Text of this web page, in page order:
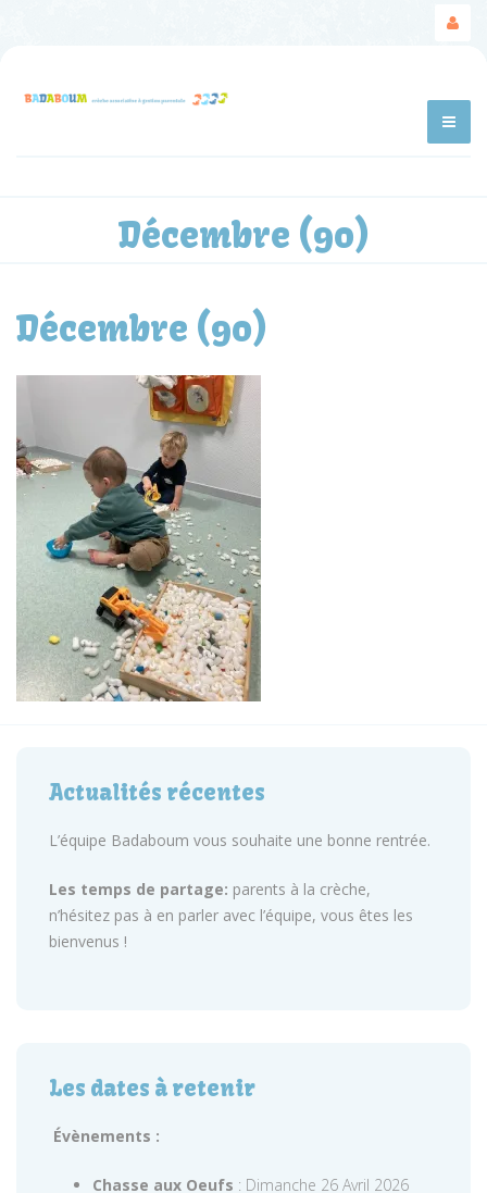
Décembre (90)
Décembre (90)
Actualités récentes
L’équipe Badaboum vous souhaite une bonne rentrée.
Les temps de partage: parents à la crèche,
n’hésitez pas à en parler avec l’équipe, vous êtes les
bienvenus !
Les dates à retenir
Évènements :
Chasse aux Oeufs : Dimanche 26 Avril 2026